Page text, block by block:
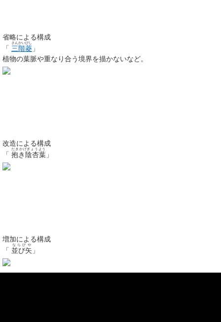
省略による構成
「 三階菱
さんかいびし
」
植物の葉脈や重なり合う境界を描かないなど。
改造による構成
「 抱き陰杏葉
だきかげぎょうよう
」
増加による構成
「 並び矢
ならびや
」